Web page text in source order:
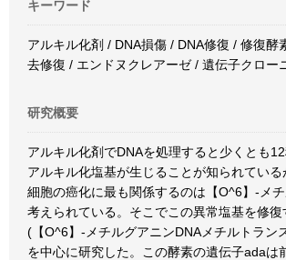
キーワード
アルキル化剤 / DNA損傷 / DNA修復 / 修復酵
去修復 / エンドヌクレアーゼ / 遺伝子クロー
研究概要
アルキル化剤でDNAを処理すると少くとも
アルキル化塩基が生じることが知られている
細胞の癌化に最も関係するのは【O^6】-メ
考えられている。そこでこの異常塩基を修復
(【O^6】-メチルグアニンDNAメチルトラン
を中心に研究した。この酵素の遺伝子adaは